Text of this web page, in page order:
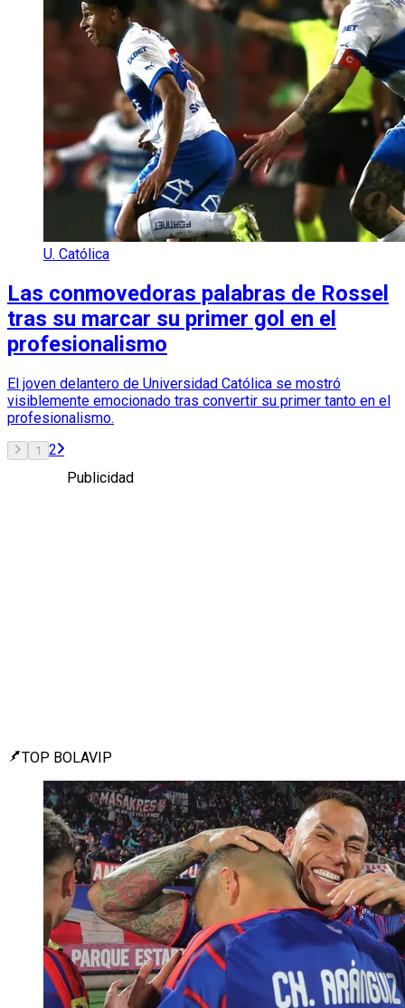
U. Católica
Las conmovedoras palabras de Rossel
tras su marcar su primer gol en el
profesionalismo
El joven delantero de Universidad Católica se mostró
visiblemente emocionado tras convertir su primer tanto en el
profesionalismo.
1
2
Publicidad
TOP BOLAVIP